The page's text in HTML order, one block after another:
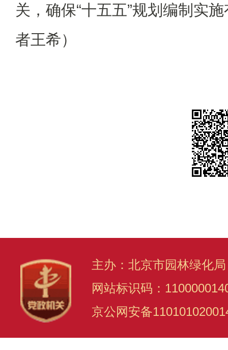
关，确保“十五五”规划编制实
者王希）
主办：北京市园林绿化
网站标识码：
京公网安备